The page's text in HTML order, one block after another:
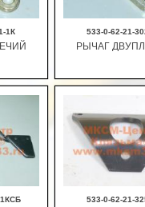
1К
В
533-0-62-21-
РЫЧАГ
1КСБ 533-0-62-21-